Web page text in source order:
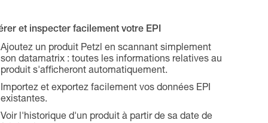
et inspecter facilement votre EPI
Ajoutez un produit Petzl en scannant simplement
son datamatrix : toutes les informations relatives au
produit s'afficheront automatiquement.
Importez et exportez facilement vos données EPI
existantes.
Voir l'historique d'un produit à partir de sa date de